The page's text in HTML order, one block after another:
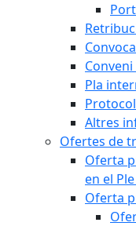
Conveni
Pla
Altres
Ofertes de
Oferta
en el
Oferta